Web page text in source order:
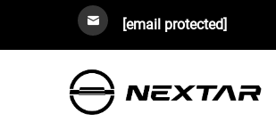
[email protected]